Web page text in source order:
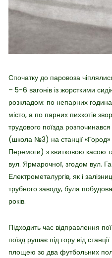
Спочатку до паровоза
– 5-6 вагонів із жорсткими
розкладом: по непарних
місто, а по парних пихкотів
трудового поїзда
(школа №3) на станції «Город»
Перемоги) з квитковою касою
вул. Ярмарочної, згодом вул.
Електрометалургів, як і
трубного заводу, була
років.
Підходить час відправлення
поїзд рушає під гору від
площею зо два футбольних